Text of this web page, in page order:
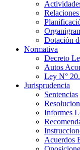
Dotación
Normativa
Decreto
Autos
Ley N°
Jurisprudencia
Sentencias
Informes
Acuerdos